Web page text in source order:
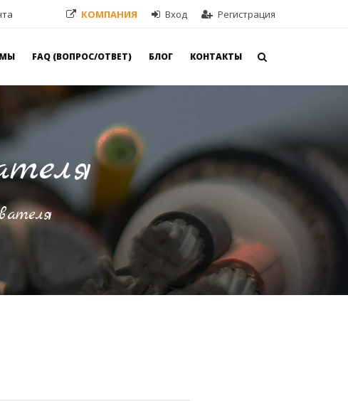
КОМПАНИЯ Вход Регистрация
FAQ (ВОПРОС/ОТВЕТ) БЛОГ КОНТАКТЫ